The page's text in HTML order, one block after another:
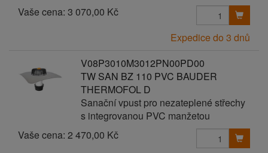
Vaše cena: 3 070,00 Kč
Expedice do 3 dnů
V08P3010M3012PN00PD00
TW SAN BZ 110 PVC BAUDER
THERMOFOL D
Sanační vpust pro nezateplené střechy
s integrovanou PVC manžetou
Vaše cena: 2 470,00 Kč